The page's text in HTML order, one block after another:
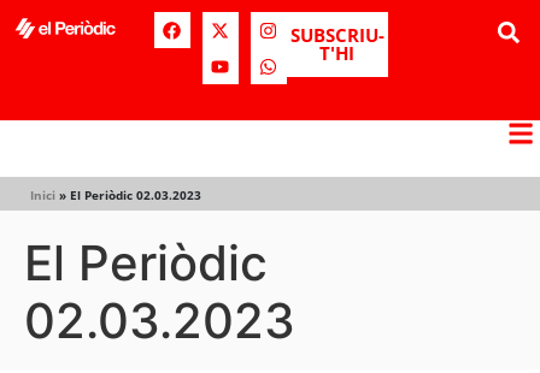
SUBSCRIU-
T'HI
Inici » El Periòdic 02.03.2023
El Periòdic
02.03.2023